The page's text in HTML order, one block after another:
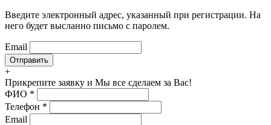
Введите электронный адрес, указанный при регистрации. На
него будет высланно письмо с паролем.
Email
+
Прикрепите заявку и Мы все сделаем за Вас!
ФИО *
Телефон *
Email